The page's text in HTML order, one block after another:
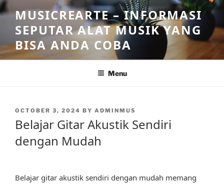
Skip
to
content
MUSICREARTE – INFORMASI
SEPUTAR ALAT MUSIK YANG
BISA ANDA COBA
Menu
POSTED
OCTOBER 3, 2024 BY ADMINMUS
Belajar Gitar Akustik Sendiri
dengan Mudah
Belajar gitar akustik sendiri dengan mudah memang